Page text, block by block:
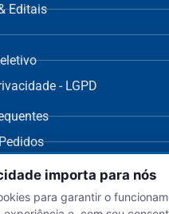
Editais
- LGPD
importa para nós
para garantir o